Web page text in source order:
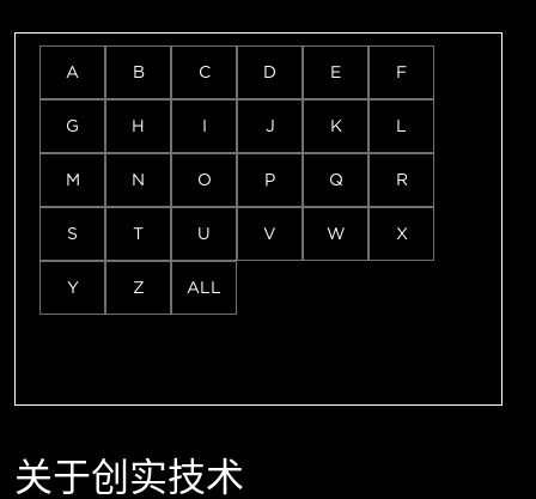
A B C D E F
G H I J K L
M N O P Q R
S T U V W X
Y Z ALL
关于创实技术